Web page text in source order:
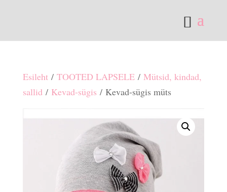
Esileht/ TOOTED LAPSELE/ Mütsid, kindad,
sallid/ Kevad-sügis / Kevad-sügis müts